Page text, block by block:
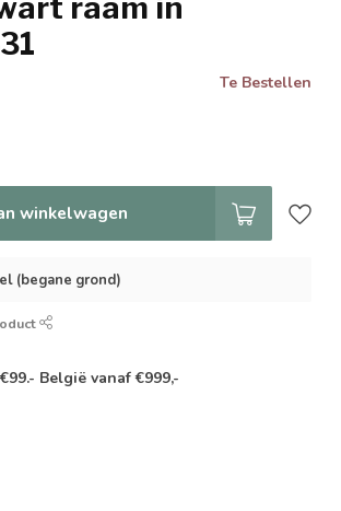
raam in
Te Bestellen
winkelwagen
(begane grond)
België vanaf €999,-